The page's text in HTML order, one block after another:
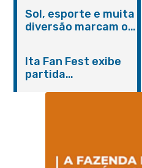
Sol, esporte e muita
diversão marcam o
Domingo no Parque
Paleontológico
Ita Fan Fest exibe
partida